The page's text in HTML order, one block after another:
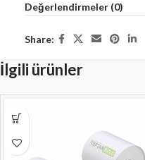
Değerlendirmeler (0)
Share:
İlgili ürünler